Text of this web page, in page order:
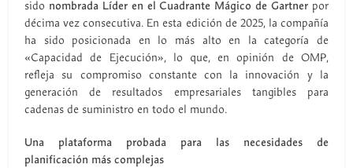
sido nombrada Líder en el Cuadrante Mágico de Gartnerpor
décima vez consecutiva. En esta edición de 2025, la compañía
ha sido posicionada en lo más alto en la categoría de
«Capacidad de Ejecución», lo que, en opinión de OMP,
refleja su compromiso constante con la innovación y la
generación de resultados empresariales tangibles para
cadenas de suministro en todo el mundo.
Una plataforma probada para las necesidades de
planificación más complejas